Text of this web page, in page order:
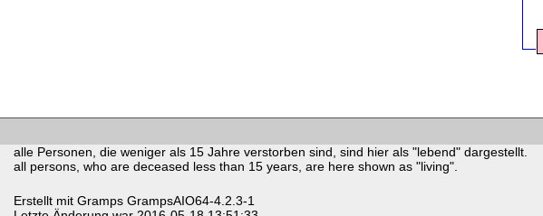
alle Personen, die weniger als 15 Jahre verstorben sind, sind hier als "lebend" dargestellt.
all persons, who are deceased less than 15 years, are here shown as "living".
Erstellt mit Gramps GrampsAIO64-4.2.3-1